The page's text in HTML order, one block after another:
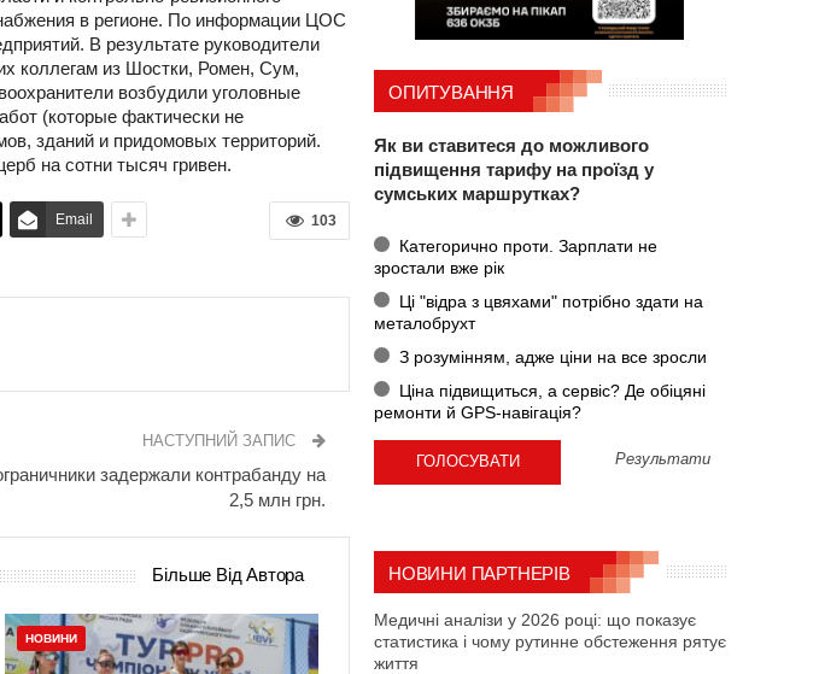
в регионе. По информации ЦОС
В результате руководители
коллегам из Шостки, Ромен, Сум,
возбудили уголовные
(которые фактически не
зданий и придомовых территорий.
на сотни тысяч гривен.
103
Email
НАСТУПНИЙ ЗАПИС
задержали контрабанду на
2,5 млн грн.
Більше Від Автора
НОВИНИ
ОПИТУВАННЯ
Як ви ставитеся до можливого
підвищення тарифу на проїзд у
сумських маршрутках?
Категорично проти. Зарплати не
зростали вже рік
Ці "відра з цвяхами" потрібно здати на
металобрухт
З розумінням, адже ціни на все зросли
Ціна підвищиться, а сервіс? Де обіцяні
ремонти й GPS-навігація?
Результати
НОВИНИ ПАРТНЕРІВ
Медичні аналізи у 2026 році: що показує
статистика і чому рутинне обстеження рятує
життя